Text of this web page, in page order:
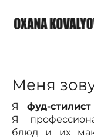
Меня
Яфуд-стилист
Я
блюд и их